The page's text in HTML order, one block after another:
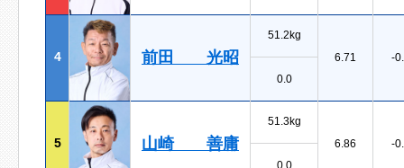
4 前田 光昭
51.2kg
6.71
-
0.0
5 山崎 善庸
51.3kg
6.86
-
0.0